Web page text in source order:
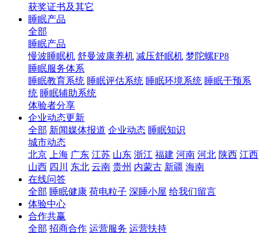
获奖证书及其它
睡眠产品
全部
睡眠产品
慢波睡眠机 舒曼波康养机 减压舒眠机 梦陀螺FP8
睡眠服务体系
睡眠教育系统 睡眠评估系统 睡眠环境系统 睡眠干预系
统 睡眠辅助系统
体验者分享
企业动态更新
全部 新闻媒体报道 企业动态 睡眠知识
城市动态
北京
上海 广东 江苏 山东 浙江 福建 河南 河北 陕西 江西
山西 四川 东北 云南 贵州 内蒙古 新疆 海南
在线问答
全部 睡眠健康 荷电粒子 深睡小屋 给我们留言
体验中心
合作共赢
全部 招商合作 运营服务 运营扶持